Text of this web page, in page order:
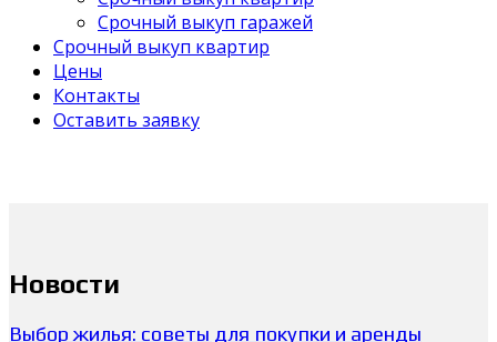
Срочный выкуп гаражей
Срочный выкуп квартир
Цены
Контакты
Оставить заявку
Новости
Выбор жилья: советы для покупки и аренды